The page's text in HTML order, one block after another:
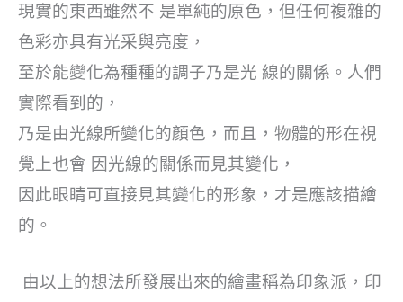
現實的東西雖然不 是單純的原色，但任何複雜的
色彩亦具有光采與亮度，
至於能變化為種種的調子乃是光 線的關係。人們
實際看到的，
乃是由光線所變化的顏色，而且，物體的形在視
覺上也會 因光線的關係而見其變化，
因此眼睛可直接見其變化的形象，才是應該描繪
的。
由以上的想法所發展出來的繪畫稱為印象派，印